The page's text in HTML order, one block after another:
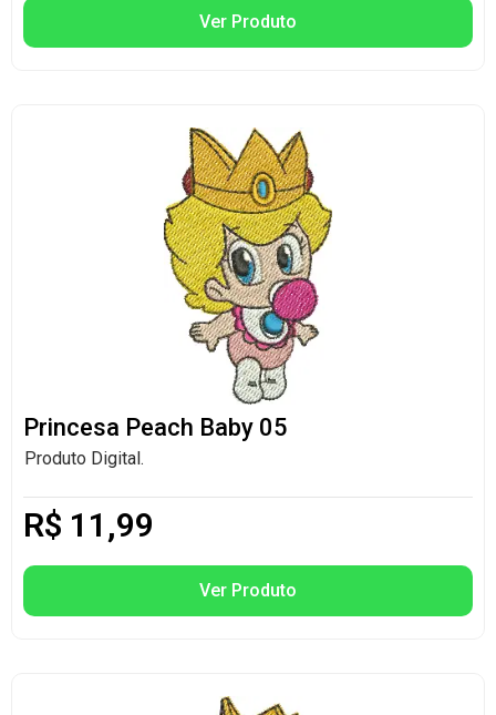
Ver Produto
Princesa Peach Baby 05
Produto Digital.
R$ 11,99
Ver Produto